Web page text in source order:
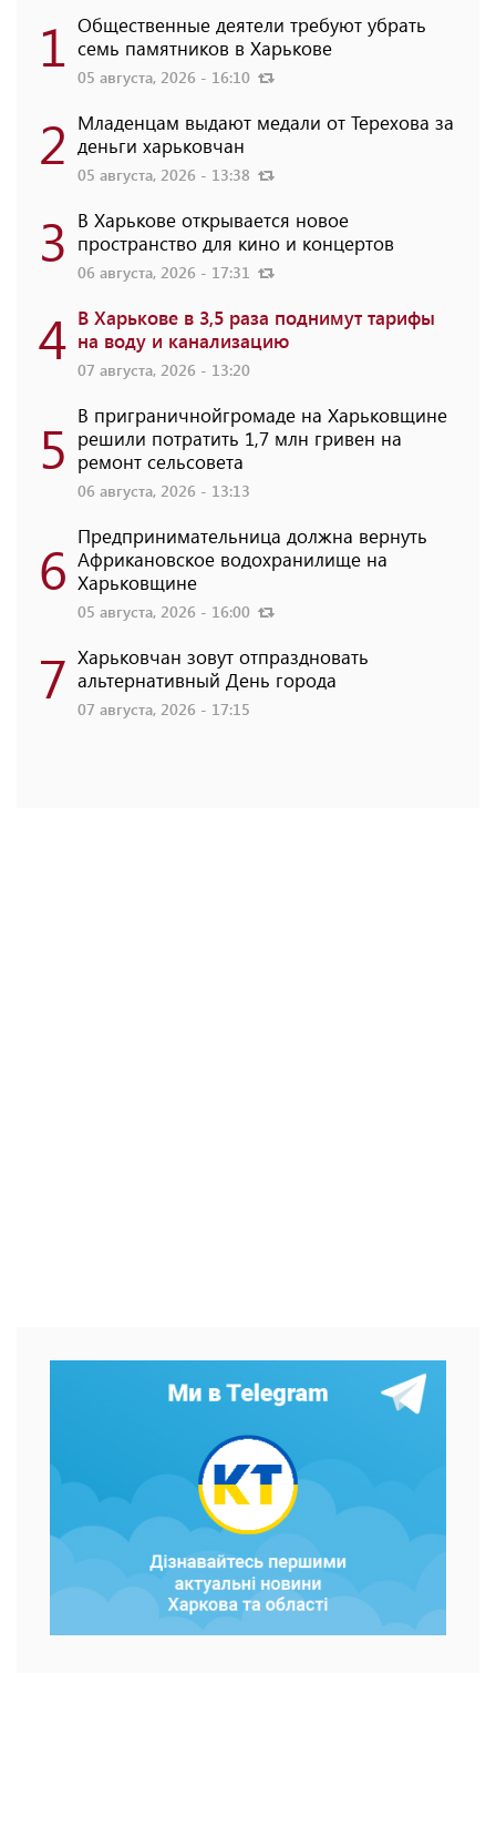
1 Общественные деятели требуют убрать
семь памятников в Харькове
05 августа, 2026 - 16:10
2 Младенцам выдают медали от Терехова за
деньги харьковчан
05 августа, 2026 - 13:38
3 В Харькове открывается новое
пространство для кино и концертов
06 августа, 2026 - 17:31
4 В Харькове в 3,5 раза поднимут тарифы
на воду и канализацию
07 августа, 2026 - 13:20
5 В приграничнойгромаде на Харьковщине
решили потратить 1,7 млн ​​гривен на
ремонт сельсовета
06 августа, 2026 - 13:13
6 Предпринимательница должна вернуть
Африкановское водохранилище на
Харьковщине
05 августа, 2026 - 16:00
7 Харьковчан зовут отпраздновать
альтернативный День города
07 августа, 2026 - 17:15